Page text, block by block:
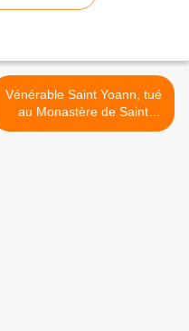
Vénérable Saint Yoann, tué
au Monastère de Saint
Sabbas >